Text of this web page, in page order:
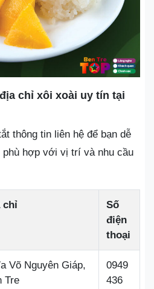
chỉ xôi xoài uy tín tại
thông tin liên hệ để bạn dễ
phù hợp với vị trí và nhu cầu
chỉ
Số
điện
thoại
Võ Nguyên Giáp,
Tre
0949
436